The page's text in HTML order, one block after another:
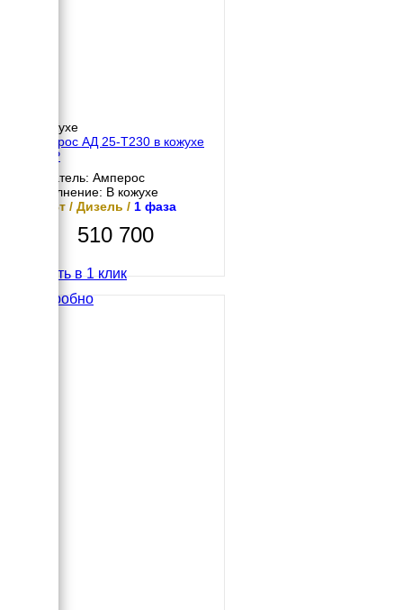
В кожухе
Амперос АД 25-Т230 в кожухе
с АВР
Двигатель: Амперос
Исполнение: В кожухе
25 кВт / Дизель / 1 фаза
510 700
Купить в 1 клик
Подробно